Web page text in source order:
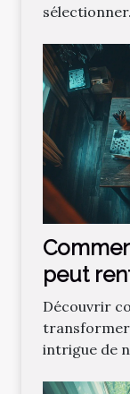
peut
?
Découvrir
transformer
intrigue de